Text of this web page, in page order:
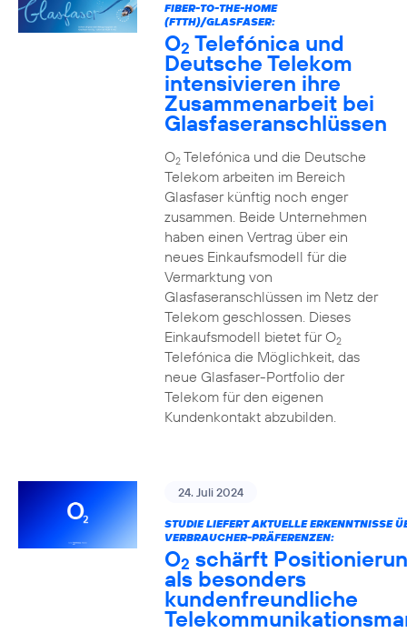
FIBER-TO-THE-HOME
(FTTH)/GLASFASER:
O2 Telefónica und
Deutsche Telekom
intensivieren ihre
Zusammenarbeit bei
Glasfaseranschlüssen
O2Telefónica und die Deutsche
Telekom arbeiten im Bereich
Glasfaser künftig noch enger
zusammen. Beide Unternehmen
haben einen Vertrag über ein
neues Einkaufsmodell für die
Vermarktung von
Glasfaseranschlüssen im Netz der
Telekom geschlossen. Dieses
Einkaufsmodell bietet für O2
Telefónica die Möglichkeit, das
neue Glasfaser-Portfolio der
Telekom für den eigenen
Kundenkontakt abzubilden.
24. Juli 2024
STUDIE LIEFERT AKTUELLE ERKENNTNISSE
VERBRAUCHER-PRÄFERENZEN:
O2 schärft
als besonders
kundenfreundliche